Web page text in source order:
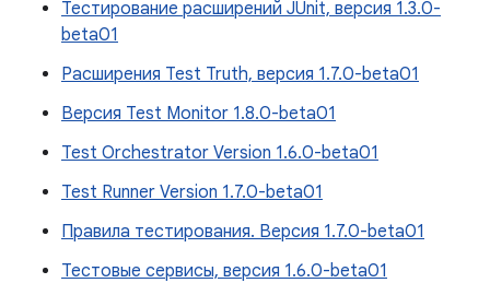
Тестирование расширений JUnit, версия 1.3.0-
beta01
Расширения Test Truth, версия 1.7.0-beta01
Версия Test Monitor 1.8.0-beta01
Test Orchestrator Version 1.6.0-beta01
Test Runner Version 1.7.0-beta01
Правила тестирования. Версия 1.7.0-beta01
Тестовые сервисы, версия 1.6.0-beta01